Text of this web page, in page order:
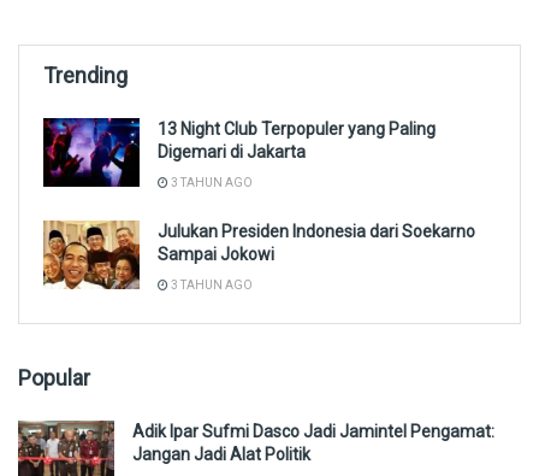
Trending
13 Night Club Terpopuler yang Paling
Digemari di Jakarta
3 TAHUN AGO
Julukan Presiden Indonesia dari Soekarno
Sampai Jokowi
3 TAHUN AGO
Popular
Adik Ipar Sufmi Dasco Jadi Jamintel Pengamat:
Jangan Jadi Alat Politik